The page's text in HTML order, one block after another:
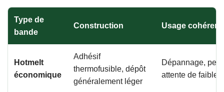
Type de
bande
Construction Usage cohérent
Hotmelt
économique
Adhésif
thermofusible, dépôt
généralement léger
Dépannage,
attente de faible